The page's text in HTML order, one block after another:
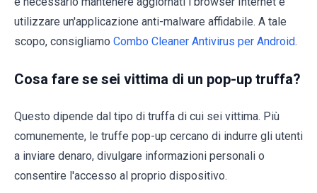
utilizzare un'applicazione anti-malware affidabile. A tale
scopo, consigliamo Combo Cleaner Antivirus per Android.
Cosa fare se sei vittima di un pop-up truffa?
Questo dipende dal tipo di truffa di cui sei vittima. Più
comunemente, le truffe pop-up cercano di indurre gli utenti
a inviare denaro, divulgare informazioni personali o
consentire l'accesso al proprio dispositivo.